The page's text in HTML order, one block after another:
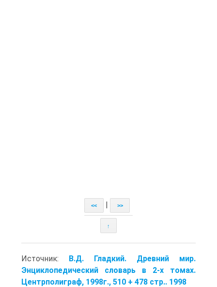
<< >>
↑
Источник: В.Д. Гладкий. Древний мир.
Энциклопедический словарь в 2-х томах.
Центрполиграф, 1998г., 510 + 478 стр.. 1998